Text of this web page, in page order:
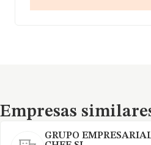
Empresas similares
Empresas
GRUPO